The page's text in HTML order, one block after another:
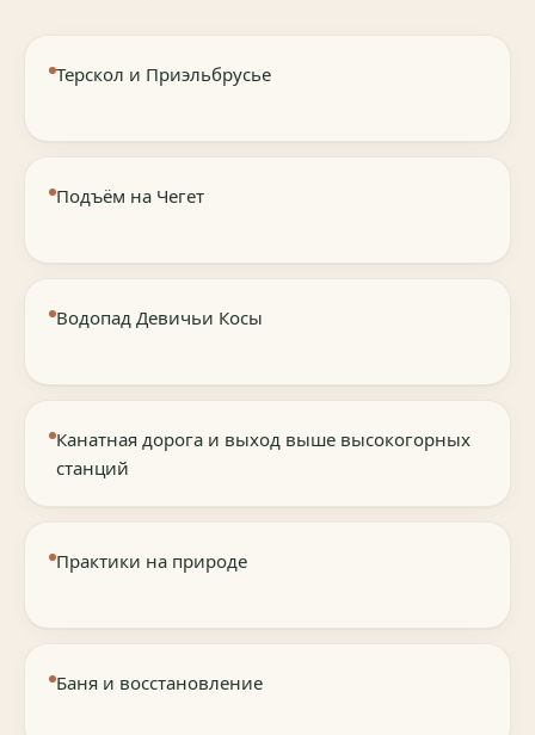
Терскол и Приэльбрусье
Подъём на Чегет
Водопад Девичьи Косы
Канатная дорога и выход выше высокогорных
станций
Практики на природе
Баня и восстановление